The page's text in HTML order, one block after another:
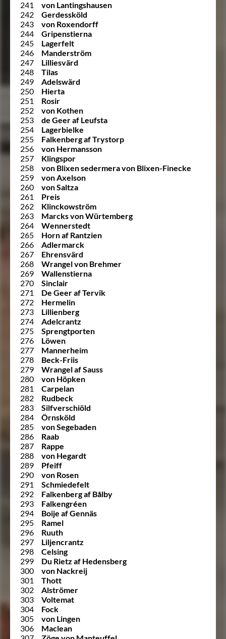
241
von Lantingshausen
242
Gerdessköld
243
von Roxendorff
244
Gripenstierna
245
Lagerfelt
246
Manderström
247
Lilliesvärd
248
Tilas
249
Adelswärd
250
Hierta
251
Rosir
252
von Kothen
253
de Geer af Leufsta
254
Lagerbielke
255
Falkenberg af Trystorp
256
von Hermansson
257
Klingspor
258
von Blixen sedermera von Blixen-Finecke
259
von Axelson
260
von Saltza
261
Preis
262
Klinckowström
263
Marcks von Würtemberg
264
Wennerstedt
265
Horn af Rantzien
266
Adlermarck
267
Ehrensvärd
268
Wrangel von Brehmer
269
Wallenstierna
270
Sinclair
271
De Geer af Tervik
272
Hermelin
273
Lillienberg
274
Adelcrantz
275
Sprengtporten
276
Löwen
277
Mannerheim
278
Beck-Friis
279
Wrangel af Sauss
280
von Höpken
281
Carpelan
282
Rudbeck
283
Silfverschiöld
284
Örnsköld
285
von Segebaden
286
Raab
287
Rappe
288
von Hegardt
289
Pfeiff
290
von Rosen
291
Schmiedefelt
292
Falkenberg af Bålby
293
Falkengréen
294
Boije af Gennäs
295
Ramel
296
Ruuth
297
Liljencrantz
298
Celsing
299
Du Rietz af Hedensberg
300
von Nackreij
301
Thott
302
Alströmer
303
Voltemat
304
Fock
305
von Lingen
306
Maclean